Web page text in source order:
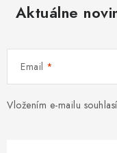
Aktuálne
Email
Vložením e-mailu